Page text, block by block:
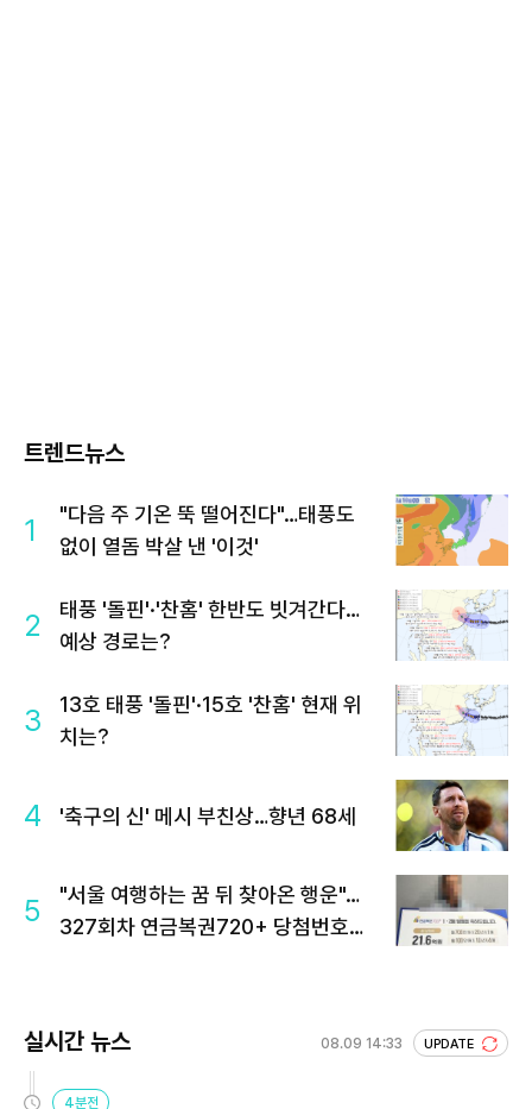
트렌드뉴스
1
"다음 주 기온 뚝 떨어진다"…태풍도
없이 열돔 박살 낸 '이것'
2
태풍 '돌핀'·'찬홈' 한반도 빗겨간다…
예상 경로는?
3
13호 태풍 '돌핀'·15호 '찬홈' 현재 위
치는?
4 '축구의 신' 메시 부친상…향년 68세
5
"서울 여행하는 꿈 뒤 찾아온 행운"…
327회차 연금복권720+ 당첨번호조
실시간 뉴스 08.09 14:33 UPDATE
4분전